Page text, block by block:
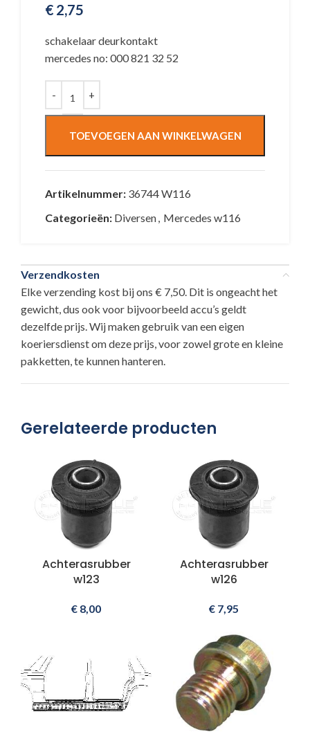
€ 2,75
schakelaar deurkontakt
mercedes no: 000 821 32 52
TOEVOEGEN AAN WINKELWAGEN
Artikelnummer: 36744 W116
Categorieën: Diversen, Mercedes w116
Verzendkosten
Elke verzending kost bij ons € 7,50. Dit is ongeacht het
gewicht, dus ook voor bijvoorbeeld accu’s geldt
dezelfde prijs. Wij maken gebruik van een eigen
koeriersdienst om deze prijs, voor zowel grote en kleine
pakketten, te kunnen hanteren.
Gerelateerde producten
Achterasrubber
w123
€ 8,00
Achterasrubber
w126
€ 7,95